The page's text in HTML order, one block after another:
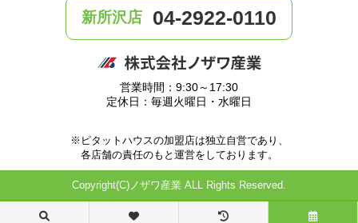
新所沢店 04-2922-0110
営業時間：9:30～17:30
定休日：毎週火曜日・水曜日
※ピタットハウスの加盟店は独立自営であり、
各店舗の責任のもと運営をしております。
Copyright(C)ノザワ産業 ALL Rights Reserved.